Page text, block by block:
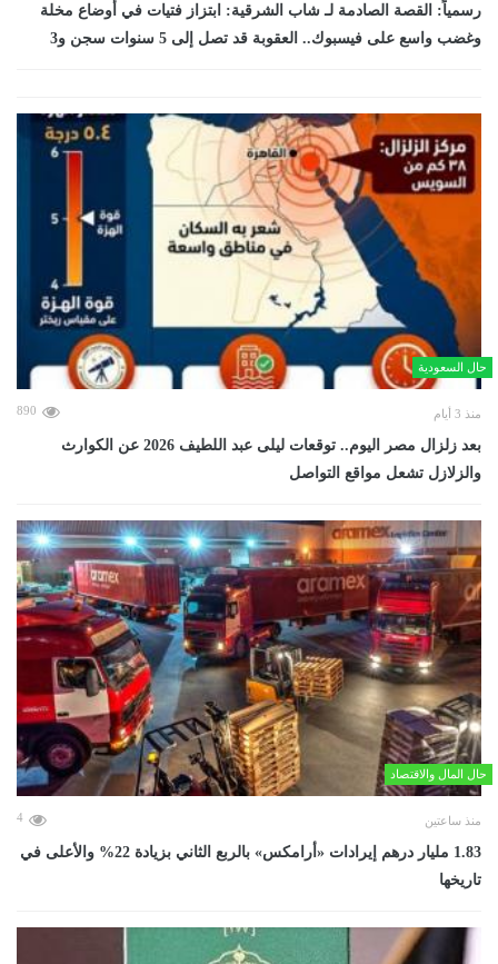
رسمياً: القصة الصادمة لـ شاب الشرقية: ابتزاز فتيات في أوضاع مخلة
وغضب واسع على فيسبوك.. العقوبة قد تصل إلى 5 سنوات سجن و3
حال السعودية
منذ 3 أيام 890
بعد زلزال مصر اليوم.. توقعات ليلى عبد اللطيف 2026 عن الكوارث
والزلازل تشعل مواقع التواصل
حال المال والاقتصاد
منذ ساعتين 4
‏1.83 مليار درهم إيرادات «أرامكس» بالربع الثاني بزيادة 22% والأعلى في
تاريخها